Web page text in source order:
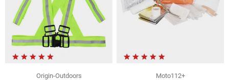
Origin-Outdoors
Moto112+